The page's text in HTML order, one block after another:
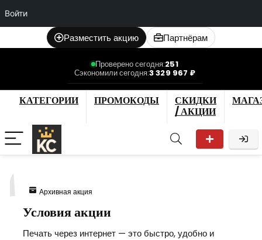
Войти
Разместить акцию Партнёрам
Проверено сегодня:251
Сэкономили сегодня:3 329 967 ₽
КАТЕГОРИИ ПРОМОКОДЫ
СКИДКИ
/ АКЦИИ
Архивная акция
Условия акции
Печать через интернет — это быстро, удобно и